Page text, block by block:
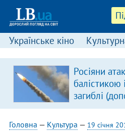
Українське кіно
Росіяни
балістикою
загиблі
Головна — Культура — 19 січня